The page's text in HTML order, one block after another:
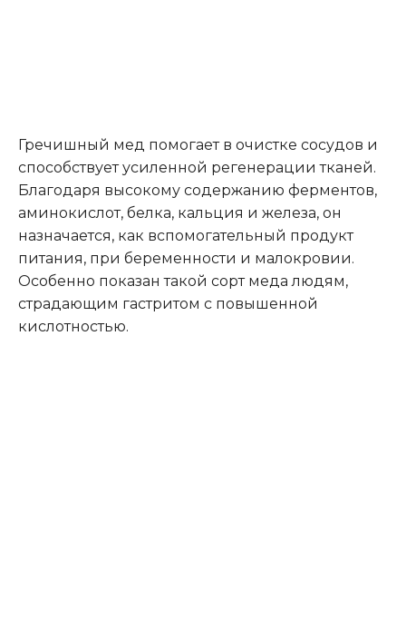
Гречишный мед помогает в очистке сосудов и
способствует усиленной регенерации тканей.
Благодаря высокому содержанию ферментов,
аминокислот, белка, кальция и железа, он
назначается, как вспомогательный продукт
питания, при беременности и малокровии.
Особенно показан такой сорт меда людям,
страдающим гастритом с повышенной
кислотностью.